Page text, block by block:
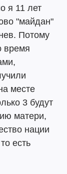
я 11 лет
"майдан"
Потому
время
месте
3 будут
матери,
нации
есть